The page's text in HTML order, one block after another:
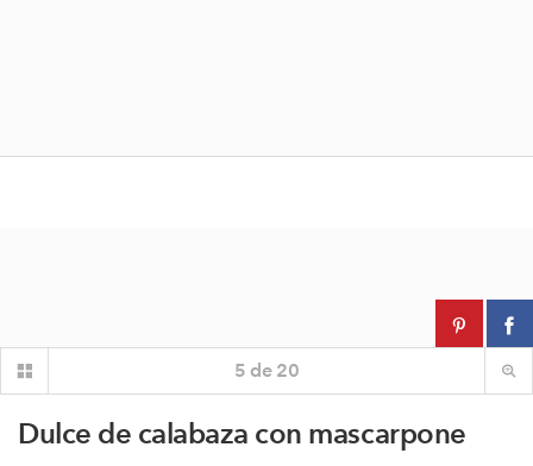
5 de 20
Dulce de calabaza con mascarpone